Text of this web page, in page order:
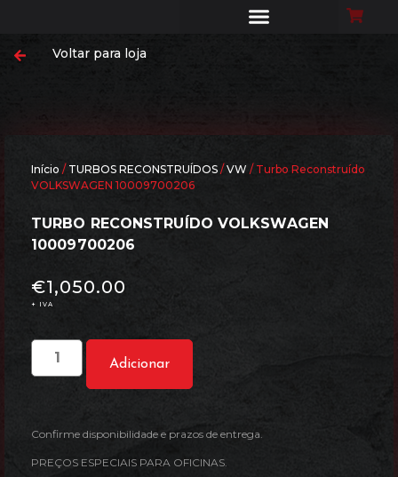
Voltar para loja
Início / TURBOS RECONSTRUÍDOS /VW / Turbo Reconstruído
VOLKSWAGEN 10009700206
TURBO RECONSTRUÍDO VOLKSWAGEN
10009700206
€1,050.00
+ IVA
Adicionar
Confirme disponibilidade e prazos de entrega.
PREÇOS ESPECIAIS PARA OFICINAS.